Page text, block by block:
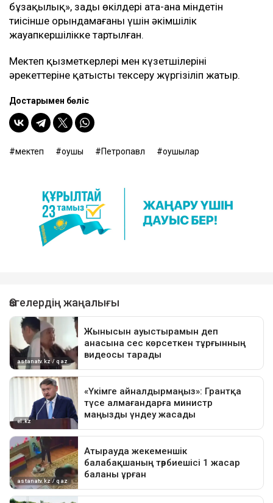
бұзақылық», заңды өкілдері ата-ана міндетін
тиісінше орындамағаны үшін әкімшілік
жауапкершілікке тартылған.
Мектеп қызметкерлері мен күзетшілерінің
әрекеттеріне қатысты тексеру жүргізіліп жатыр.
Достарыңмен бөліс
мектеп оқушы Петропавл оқушылар